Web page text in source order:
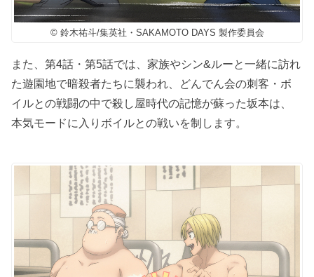
© 鈴木祐斗/集英社・SAKAMOTO DAYS 製作委員会
また、第4話・第5話では、家族やシン&ルーと一緒に訪れ
た遊園地で暗殺者たちに襲われ、どんでん会の刺客・ボ
イルとの戦闘の中で殺し屋時代の記憶が蘇った坂本は、
本気モードに入りボイルとの戦いを制します。